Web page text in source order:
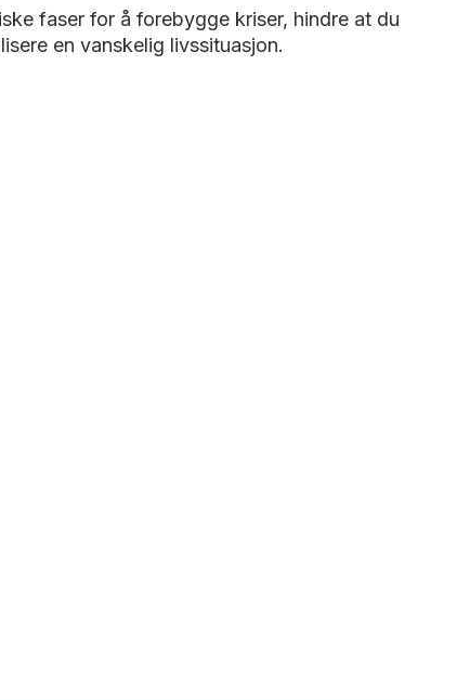
faser for å forebygge kriser, hindre at du
en vanskelig livssituasjon.